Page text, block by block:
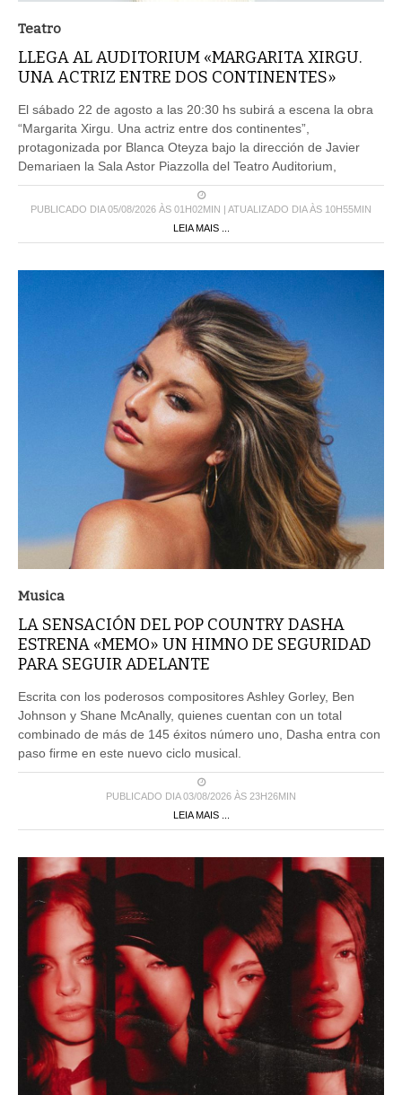
Teatro
LLEGA AL AUDITORIUM «MARGARITA XIRGU.
UNA ACTRIZ ENTRE DOS CONTINENTES»
El sábado 22 de agosto a las 20:30 hs subirá a escena la obra
“Margarita Xirgu. Una actriz entre dos continentes”,
protagonizada por Blanca Oteyza bajo la dirección de Javier
Demariaen la Sala Astor Piazzolla del Teatro Auditorium,
PUBLICADO DIA 05/08/2026 ÀS 01H02MIN | ATUALIZADO DIA ÀS 10H55MIN
LEIA MAIS ...
Musica
LA SENSACIÓN DEL POP COUNTRY DASHA
ESTRENA «MEMO» UN HIMNO DE SEGURIDAD
PARA SEGUIR ADELANTE
Escrita con los poderosos compositores Ashley Gorley, Ben
Johnson y Shane McAnally, quienes cuentan con un total
combinado de más de 145 éxitos número uno, Dasha entra con
paso firme en este nuevo ciclo musical.
PUBLICADO DIA 03/08/2026 ÀS 23H26MIN
LEIA MAIS ...